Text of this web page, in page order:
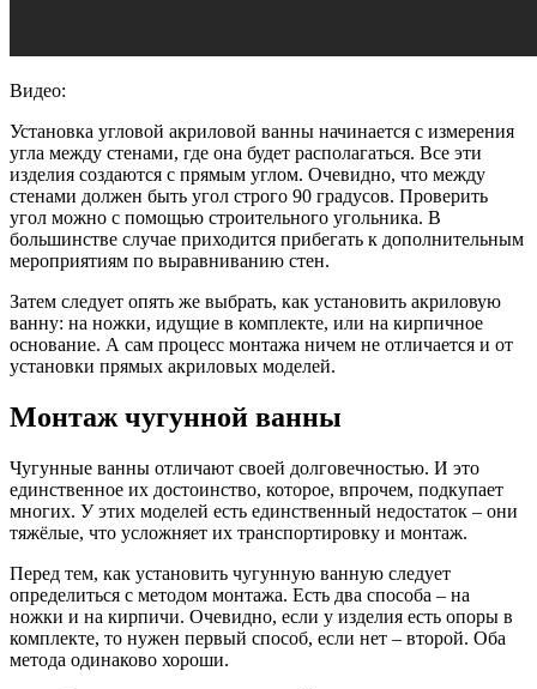
Видео:
Установка угловой акриловой ванны начинается с измерения
угла между стенами, где она будет располагаться. Все эти
изделия создаются с прямым углом. Очевидно, что между
стенами должен быть угол строго 90 градусов. Проверить
угол можно с помощью строительного угольника. В
большинстве случае приходится прибегать к дополнительным
мероприятиям по выравниванию стен.
Затем следует опять же выбрать, как установить акриловую
ванну: на ножки, идущие в комплекте, или на кирпичное
основание. А сам процесс монтажа ничем не отличается и от
установки прямых акриловых моделей.
Монтаж чугунной ванны
Чугунные ванны отличают своей долговечностью. И это
единственное их достоинство, которое, впрочем, подкупает
многих. У этих моделей есть единственный недостаток – они
тяжёлые, что усложняет их транспортировку и монтаж.
Перед тем, как установить чугунную ванную следует
определиться с методом монтажа. Есть два способа – на
ножки и на кирпичи. Очевидно, если у изделия есть опоры в
комплекте, то нужен первый способ, если нет – второй. Оба
метода одинаково хороши.